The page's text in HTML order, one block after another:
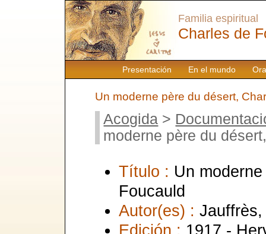
Presentación En el mundo
Familia espiritual
Charles de
Un moderne père du désert,
Acogida >
moderne père du
Título : Un
Foucauld
Autor(es) :
Edición : 1917 -